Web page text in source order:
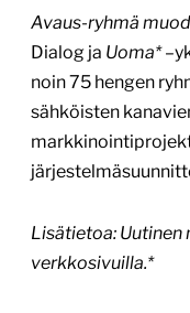
Avaus-ryhmä
Dialog ja Uoma*
noin 75 hengen
sähköisten
Lisätietoa: Uutinen
verkkosivuilla.*